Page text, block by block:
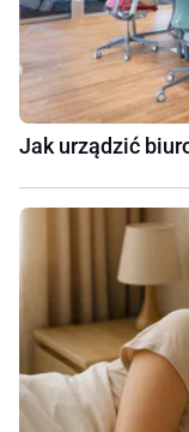
Jak urządzić